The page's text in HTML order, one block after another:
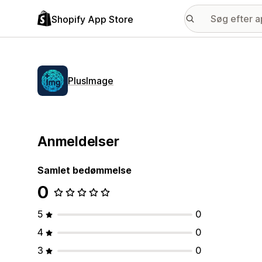
Shopify App Store
PlusImage
Anmeldelser
Samlet bedømmelse
0
5
0
4
0
3
0